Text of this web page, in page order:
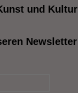
und Kultur
Newsletter